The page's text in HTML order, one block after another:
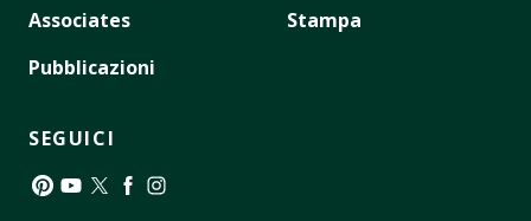
Associates
Pubblicazioni
Stampa
SEGUICI